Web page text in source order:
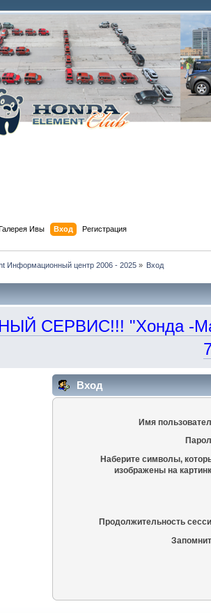
Ивы Вход Регистрация
Информационный центр 2006 - 2025» Вход
СЕРВИС!!! "Хонда -
Вход
Имя
Наберите символы,
изображены на
Продолжительность